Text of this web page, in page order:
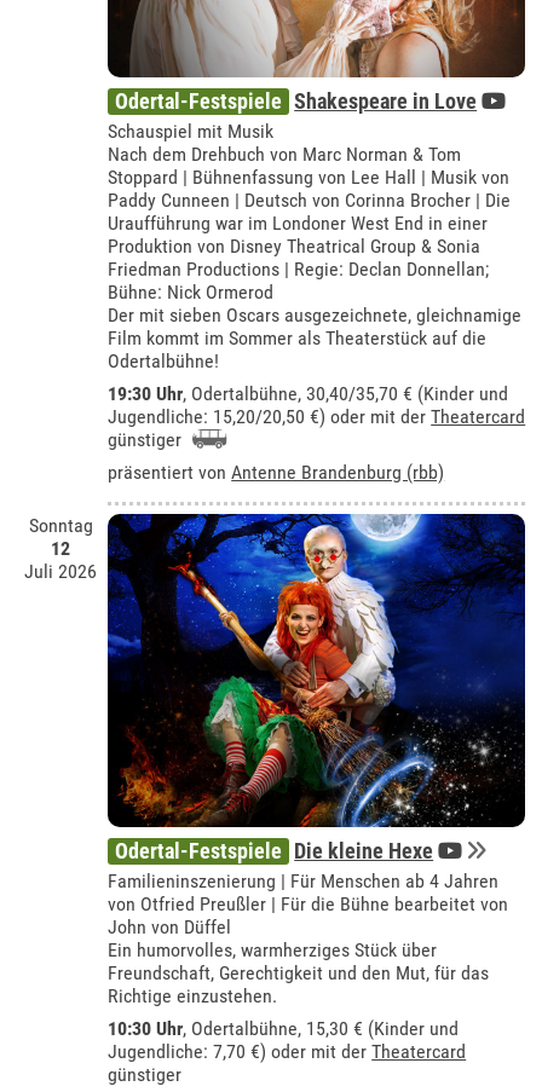
Odertal-Festspiele Shakespeare in Love
Schauspiel mit Musik
Nach dem Drehbuch von Marc Norman & Tom
Stoppard | Bühnenfassung von Lee Hall | Musik von
Paddy Cunneen | Deutsch von Corinna Brocher | Die
Uraufführung war im Londoner West End in einer
Produktion von Disney Theatrical Group & Sonia
Friedman Productions | Regie: Declan Donnellan;
Bühne: Nick Ormerod
Der mit sieben Oscars ausgezeichnete, gleichnamige
Film kommt im Sommer als Theaterstück auf die
Odertalbühne!
19:30 Uhr, Odertalbühne, 30,40/35,70 € (Kinder und
Jugendliche: 15,20/20,50 €) oder mit derTheatercard
günstiger
präsentiert vonAntenne Brandenburg (rbb)
Sonntag
12
Juli 2026
Odertal-Festspiele Die kleine Hexe
Familieninszenierung | Für Menschen ab 4 Jahren
von Otfried Preußler | Für die Bühne bearbeitet von
John von Düffel
Ein humorvolles, warmherziges Stück über
Freundschaft, Gerechtigkeit und den Mut, für das
Richtige einzustehen.
10:30 Uhr, Odertalbühne, 15,30 € (Kinder und
Jugendliche: 7,70 €) oder mit derTheatercard
günstiger